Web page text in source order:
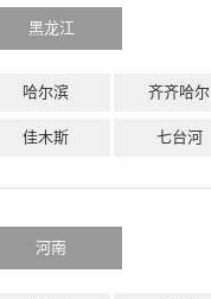
黑龙江
哈尔滨 齐齐哈尔
佳木斯 七台河
河南